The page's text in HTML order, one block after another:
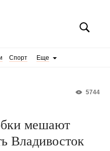
Спорт Еще
5744
мешают
Владивосток